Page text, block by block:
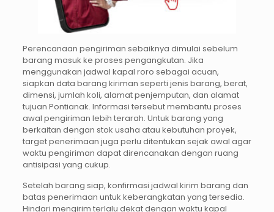
Perencanaan pengiriman sebaiknya dimulai sebelum
barang masuk ke proses pengangkutan. Jika
menggunakan jadwal kapal roro sebagai acuan,
siapkan data barang kiriman seperti jenis barang, berat,
dimensi, jumlah koli, alamat penjemputan, dan alamat
tujuan Pontianak. Informasi tersebut membantu proses
awal pengiriman lebih terarah. Untuk barang yang
berkaitan dengan stok usaha atau kebutuhan proyek,
target penerimaan juga perlu ditentukan sejak awal agar
waktu pengiriman dapat direncanakan dengan ruang
antisipasi yang cukup.
Setelah barang siap, konfirmasi jadwal kirim barang dan
batas penerimaan untuk keberangkatan yang tersedia.
Hindari mengirim terlalu dekat dengan waktu kapal